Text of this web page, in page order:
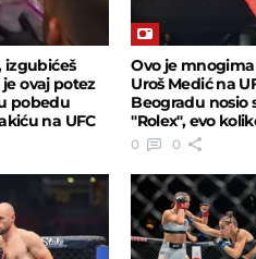
izgubićeš
je ovaj potez
pobedu
na UFC
Ovo je
Uroš Medić na
Beogradu nosio
"Rolex", evo
0 0